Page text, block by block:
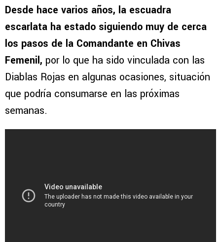
Desde hace varios años, la escuadra
escarlata ha estado siguiendo muy de cerca
los pasos de la Comandante en Chivas
Femenil, por lo que ha sido vinculada con las
Diablas Rojas en algunas ocasiones, situación
que podría consumarse en las próximas
semanas.